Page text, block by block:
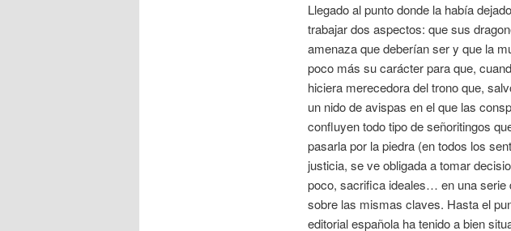
Llegado al punto donde la había
trabajar dos aspectos: que sus
amenaza que deberían ser y que la
poco más su carácter para que,
hiciera merecedora del trono que,
un nido de avispas en el que las
confluyen todo tipo de señoritingos
pasarla por la piedra (en todos los
justicia, se ve obligada a tomar
poco, sacrifica ideales… en una serie
sobre las mismas claves. Hasta el
editorial española ha tenido a bien